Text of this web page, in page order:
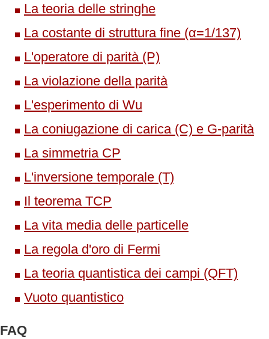
La teoria delle stringhe
La costante di struttura fine (α=1/137)
L'operatore di parità (P)
La violazione della parità
L'esperimento di Wu
La coniugazione di carica (C) e G-parità
La simmetria CP
L'inversione temporale (T)
Il teorema TCP
La vita media delle particelle
La regola d'oro di Fermi
La teoria quantistica dei campi (QFT)
Vuoto quantistico
FAQ